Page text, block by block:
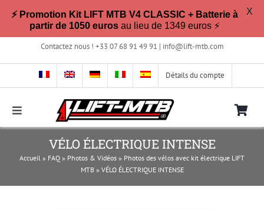
au
Contactez nous ! +33 07 68 91 49 91 | info@lift-mtb.com
Détails du compte
Toggle
Navigation
Compatible avec mon vélo ?
VÉLO ÉLECTRIQUE INTENSE
Accueil » FAQ » Photos & Vidéos » Photos des vélos avec kit électrique LIFT
MTB» VÉLO ÉLECTRIQUE INTENSE
⚡ Promotion Kit LIFT MTB V4 CLASSIC + Batterie à
partir de 1050 euros au lieu de 1349 euros ⚡
X